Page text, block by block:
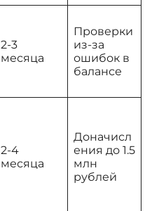
2-3
месяца
Проверки
из-за
ошибок в
балансе
2-4
месяца
Доначисл
ения до 1.5
млн
рублей